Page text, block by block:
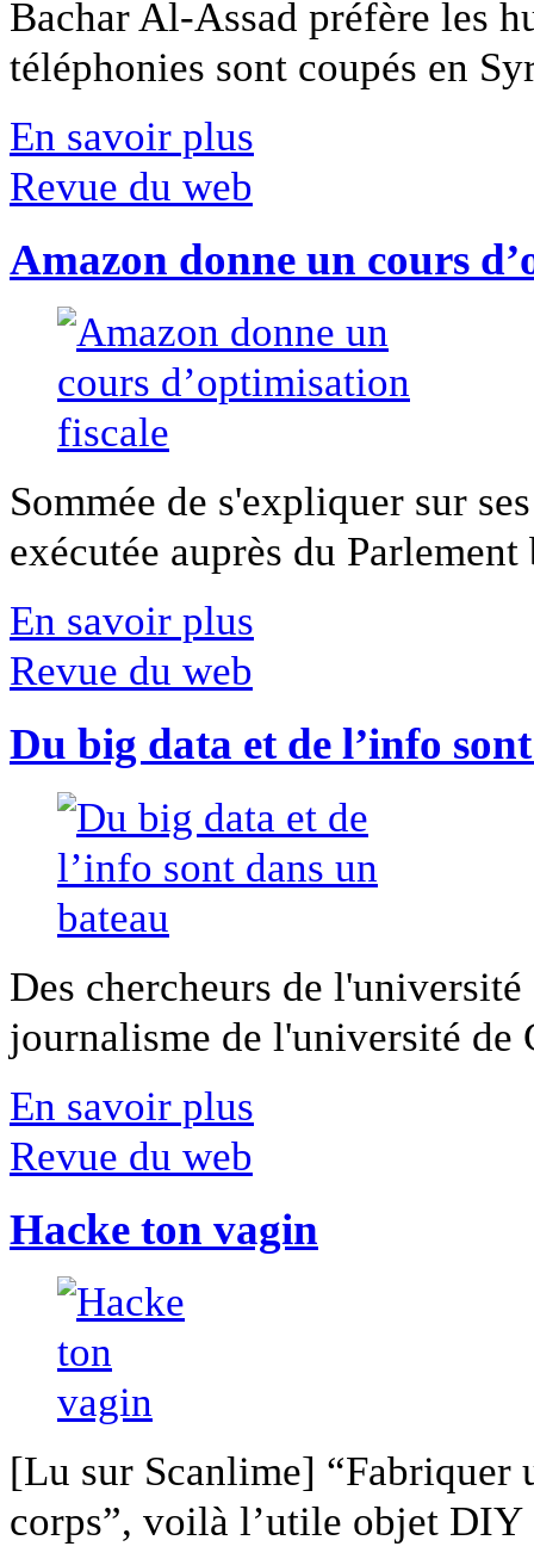
Bachar Al-Assad préfère les
téléphonies sont coupés en
En savoir plus
Revue du web
Amazon donne un cours
Sommée de s'expliquer sur
exécutée auprès du
En savoir plus
Revue du web
Du big data et de l’info
Des chercheurs de
journalisme de l'université
En savoir plus
Revue du web
Hacke ton vagin
[Lu sur Scanlime] “Fabriquer
corps”, voilà l’utile objet